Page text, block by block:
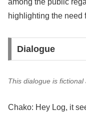
among the public
highlighting the need
Dialogue
This dialogue is
Chako: Hey Log, it